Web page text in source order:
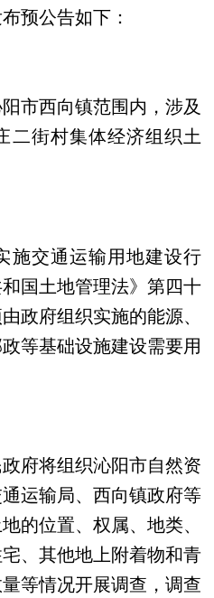
预公告如下：
西向镇范围内，涉及
二街村集体经济组织土
交通运输用地建设行
国土地管理法》第四十
政府组织实施的能源、
等基础设施建设需要用
将组织沁阳市自然资
运输局、西向镇政府等
的位置、权属、地类、
、其他地上附着物和青
等情况开展调查，调查